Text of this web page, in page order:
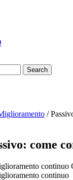
Search
/
come
continuo
continuo